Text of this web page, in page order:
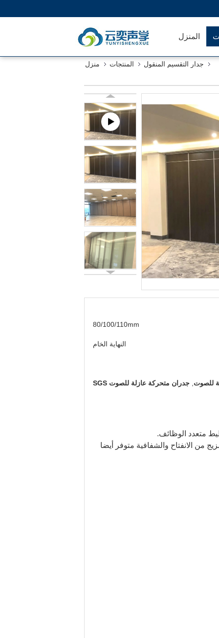
المنزل
منزل المنتجات جدار التقسيم المنقول
80/100/110mm
النهاية الخام
للصوت جدران متحركة عازلة للصوت SGS
متعدد الوظائف.
من الانفتاح والشفافية متوفر أيضا